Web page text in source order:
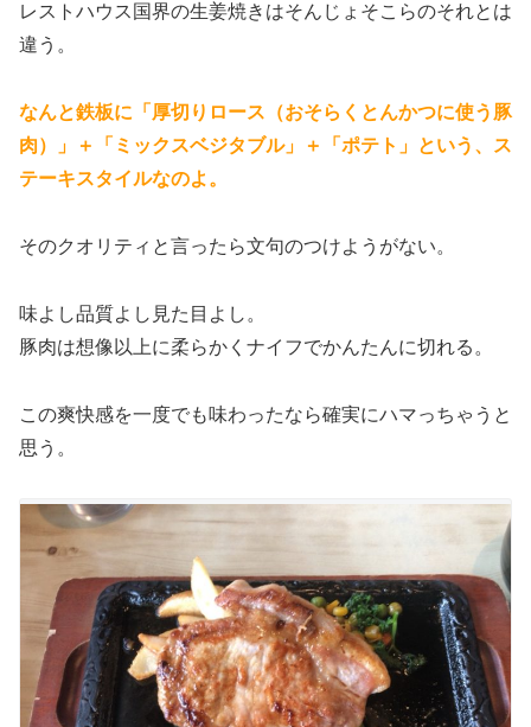
レストハウス国界の生姜焼きはそんじょそこらのそれとは
違う。
なんと鉄板に「厚切りロース（おそらくとんかつに使う豚
肉）」＋「ミックスベジタブル」＋「ポテト」という、ス
テーキスタイルなのよ。
そのクオリティと言ったら文句のつけようがない。
味よし品質よし見た目よし。
豚肉は想像以上に柔らかくナイフでかんたんに切れる。
この爽快感を一度でも味わったなら確実にハマっちゃうと
思う。